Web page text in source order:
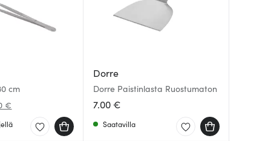
cm
€
Dorre
Dorre Paistinlasta Ruostumaton
7.00 €
Saatavilla